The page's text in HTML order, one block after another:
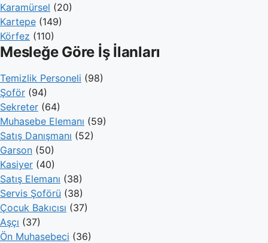
Karamürsel (20)
Kartepe (149)
Körfez (110)
Mesleğe Göre İş İlanları
Temizlik Personeli (98)
Şoför (94)
Sekreter (64)
Muhasebe Elemanı (59)
Satış Danışmanı (52)
Garson (50)
Kasiyer (40)
Satış Elemanı (38)
Servis Şoförü (38)
Çocuk Bakıcısı (37)
Aşçı (37)
Ön Muhasebeci (36)